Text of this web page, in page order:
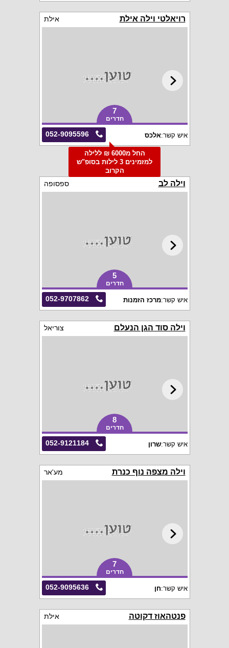
רויאלטי וילה אילת אילת
7
חדרים
052-9095596 איש קשר:אלכס
החל מ6000 ₪ ללילה
למזמינים 3 לילות בסופ"ש
הקרוב
וילה לב ספסופה
5
חדרים
052-9707862 איש קשר:מרכז הזמנות
וילה סוד הגן הנעלם צוריאל
8
חדרים
052-9121184 איש קשר:שרון
וילה מצפה נוף כנרת מע'אר
7
חדרים
052-9095636 איש קשר:חן
פנטהאוז דקוטה אילת